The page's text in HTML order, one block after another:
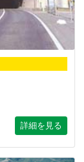
詳細を見る